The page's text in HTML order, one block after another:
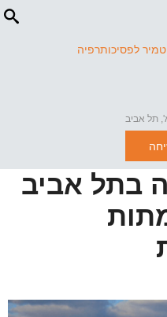
טמיר לפסיכותרפיה
בתל אביב